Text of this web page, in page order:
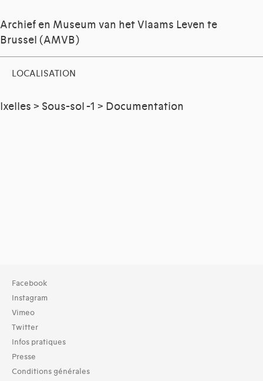
Archief en Museum van het Vlaams Leven te
Brussel (AMVB)
LOCALISATION
Ixelles > Sous-sol -1 > Documentation
Facebook
Instagram
Vimeo
Twitter
Infos pratiques
Presse
Conditions générales